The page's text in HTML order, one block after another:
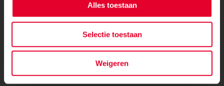
Alles toestaan
Selectie toestaan
Weigeren